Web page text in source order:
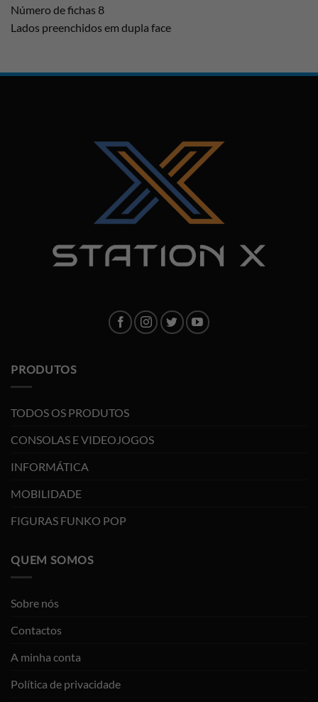
Número de fichas 8
Lados preenchidos em dupla face
PRODUTOS
TODOS OS PRODUTOS
CONSOLAS E VIDEOJOGOS
INFORMÁTICA
MOBILIDADE
FIGURAS FUNKO POP
QUEM SOMOS
Sobre nós
Contactos
A minha conta
Política de privacidade